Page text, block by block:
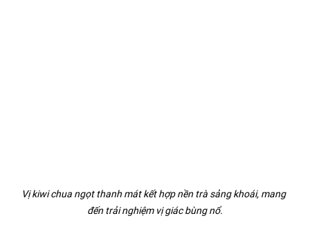
Vị kiwi chua ngọt thanh mát kết hợp nền trà sảng khoái, mang
đến trải nghiệm vị giác bùng nổ.